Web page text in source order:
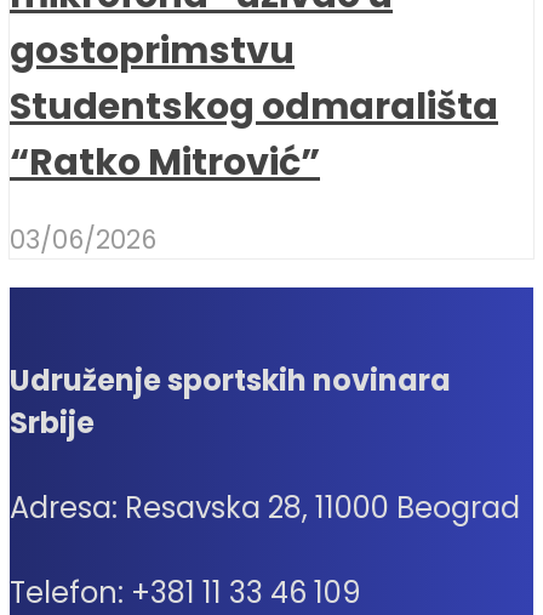
gostoprimstvu
Studentskog odmarališta
“Ratko Mitrović”
03/06/2026
Udruženje sportskih novinara
Srbije
Adresa: Resavska 28, 11000 Beograd
Telefon: +381 11 33 46 109